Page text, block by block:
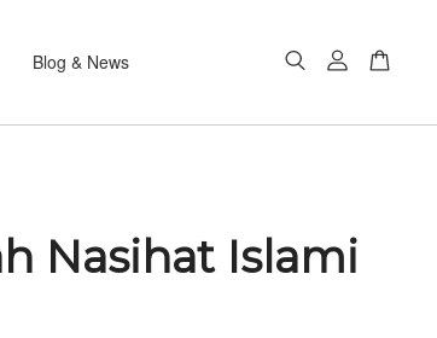
Blog & News
Nasihat Islami